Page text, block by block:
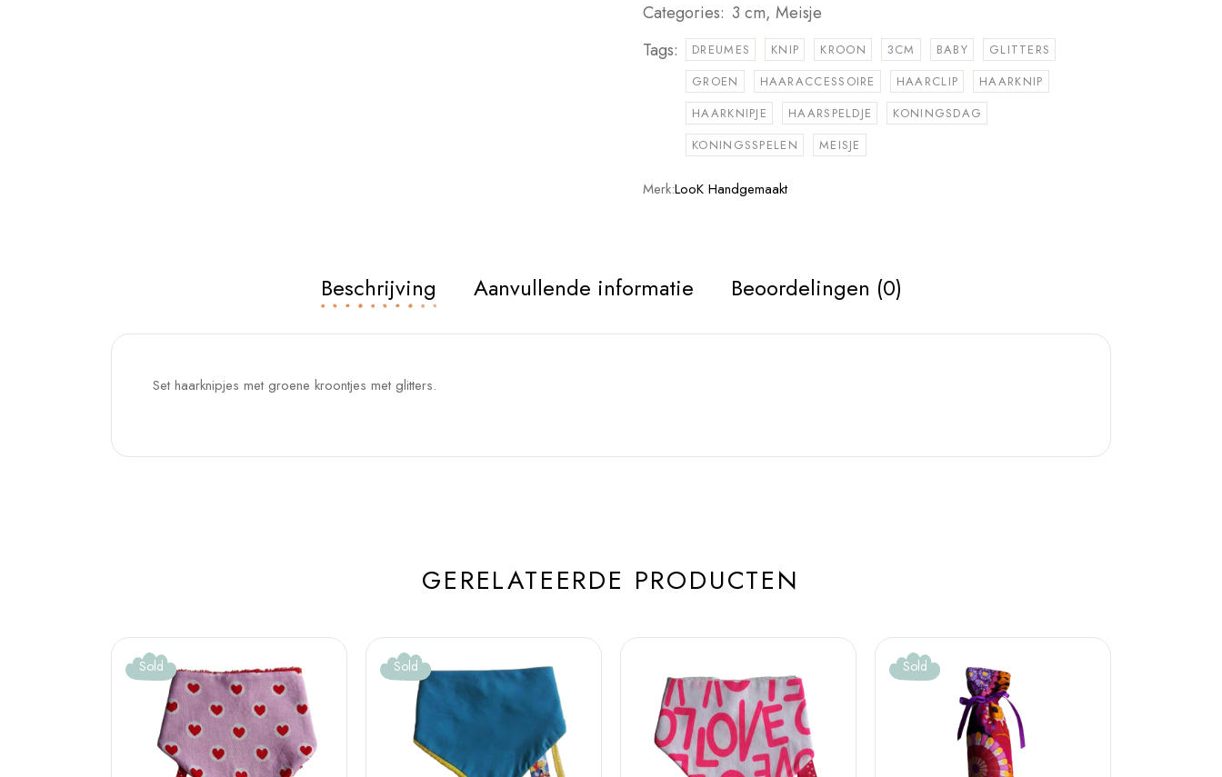
Categories: 3 cm, Meisje
Tags:
DREUMES KNIP KROON 3CM BABY
GLITTERS
GROEN
HAARACCESSOIRE HAARCLIP
HAARKNIP
HAARKNIPJE
HAARSPELDJE
KONINGSDAG
KONINGSSPELEN
MEISJE
Merk:LooK Handgemaakt
Beschrijving Aanvullende informatie Beoordelingen (0)
Set haarknipjes met groene kroontjes met glitters.
GERELATEERDE PRODUCTEN
Sold Sold Sold